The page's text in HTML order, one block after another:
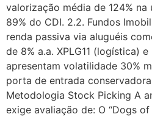
valorização média de 124%
89% do CDI. 2.2. Fundos
renda passiva via aluguéis
de 8% a.a. XPLG11 (logística) e
apresentam volatilidade 30%
porta de entrada
Metodologia Stock Picking A
exige avaliação de: O “Dogs